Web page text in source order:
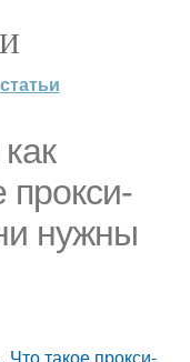
статьи
прокси-
нужны